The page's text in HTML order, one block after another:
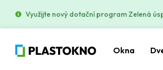
Využijte nový dotační program Zelená
Okna